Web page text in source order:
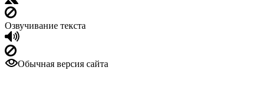
Озвучивание текста
Обычная версия сайта